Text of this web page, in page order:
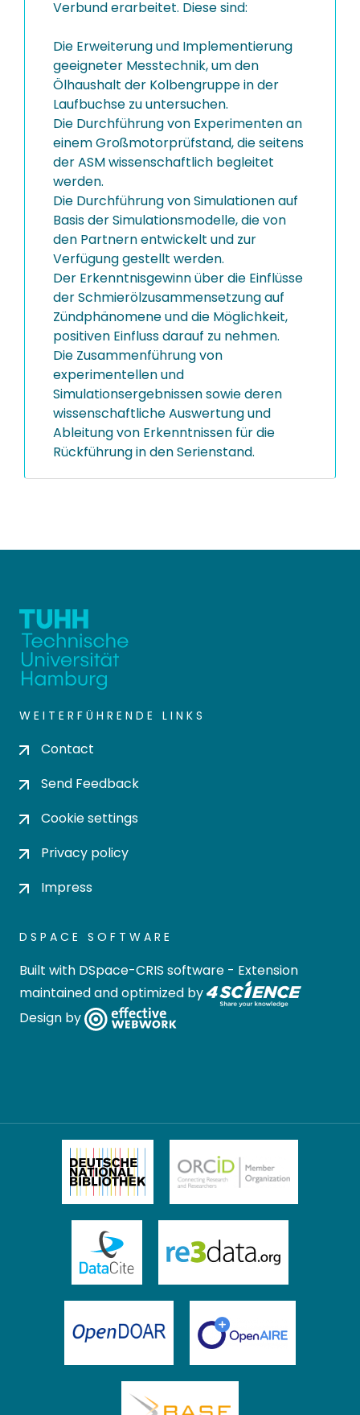
Verbund erarbeitet. Diese sind:
Die Erweiterung und Implementierung
geeigneter Messtechnik, um den
Ölhaushalt der Kolbengruppe in der
Laufbuchse zu untersuchen.
Die Durchführung von Experimenten an
einem Großmotorprüfstand, die seitens
der ASM wissenschaftlich begleitet
werden.
Die Durchführung von Simulationen auf
Basis der Simulationsmodelle, die von
den Partnern entwickelt und zur
Verfügung gestellt werden.
Der Erkenntnisgewinn über die Einflüsse
der Schmierölzusammensetzung auf
Zündphänomene und die Möglichkeit,
positiven Einfluss darauf zu nehmen.
Die Zusammenführung von
experimentellen und
Simulationsergebnissen sowie deren
wissenschaftliche Auswertung und
Ableitung von Erkenntnissen für die
Rückführung in den Serienstand.
WEITERFÜHRENDE LINKS
Contact
Send Feedback
Cookie settings
Privacy policy
Impress
DSPACE SOFTWARE
Built with DSpace-CRIS software - Extension
maintained and optimized by
Design by